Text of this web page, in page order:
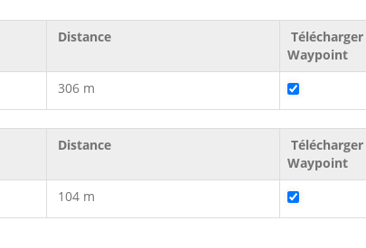
Distance
Waypoint
306 m
Distance
Waypoint
104 m